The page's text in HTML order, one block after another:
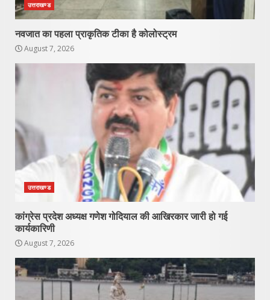
उत्तराखण्ड
नवजात का पहला प्राकृतिक टीका है कोलोस्ट्रम
August 7, 2026
उत्तराखण्ड
कांग्रेस प्रदेश अध्यक्ष गणेश गोदियाल की आखिरकार जारी हो गई
कार्यकारिणी
August 7, 2026